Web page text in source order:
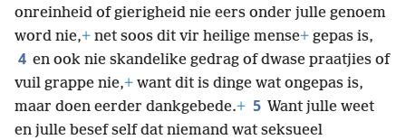
onreinheid of gierigheid nie eers onder julle genoem
word nie,+ net soos dit vir heilige mense+ gepas is,
4 en ook nie skandelike gedrag of dwase praatjies of
vuil grappe nie,+ want dit is dinge wat ongepas is,
maar doen eerder dankgebede.+ 5 Want julle weet
en julle besef self dat niemand wat seksueel